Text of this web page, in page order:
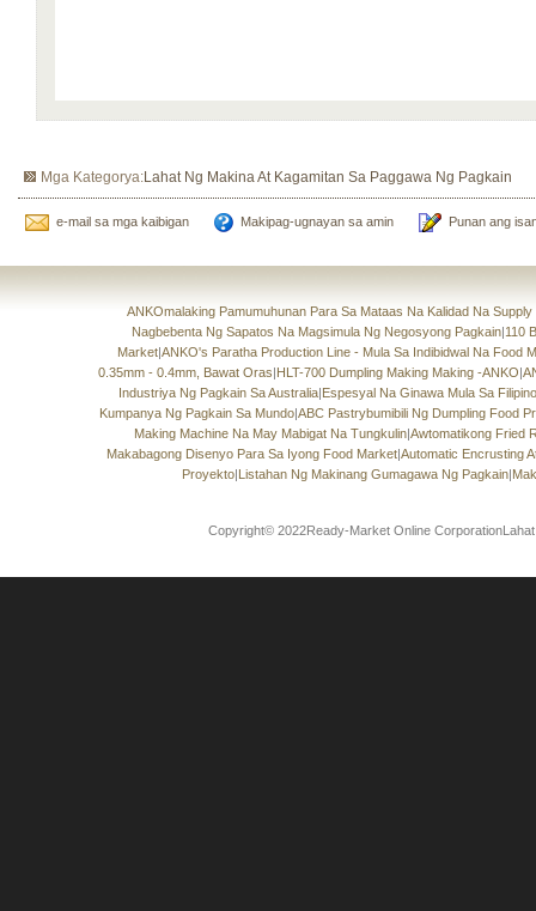
Mga Kategorya:Lahat Ng Makina At Kagamitan Sa Paggawa Ng Pagkain
e-mail sa mga kaibigan Makipag-ugnayan sa amin Punan ang
ANKOmalaking Pamumuhunan Para Sa Mataas Na Kalidad Na
Nagbebenta Ng Sapatos Na Magsimula Ng Negosyong Pagkain|110
Market|ANKO's Paratha Production Line - Mula Sa Indibidwal Na Food
0.35mm - 0.4mm, Bawat Oras|HLT-700 Dumpling Making Making -ANKO|
Industriya Ng Pagkain Sa Australia|Espesyal Na Ginawa Mula Sa
Kumpanya Ng Pagkain Sa Mundo|ABC Pastrybumibili Ng Dumpling Food
Making Machine Na May Mabigat Na Tungkulin|Awtomatikong Fried
Makabagong Disenyo Para Sa Iyong Food Market|Automatic Encrusting
Proyekto|Listahan Ng Makinang Gumagawa Ng Pagkain|
Copyright© 2022Ready-Market Online